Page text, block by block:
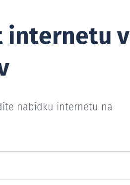
internetu v
nabídku internetu na